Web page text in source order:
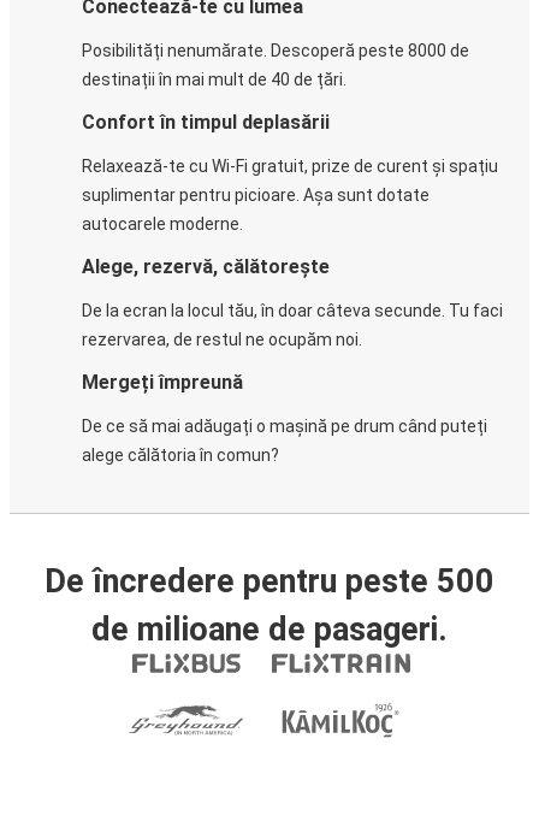
Conectează-te cu lumea
Posibilități nenumărate. Descoperă peste 8000 de
destinații în mai mult de 40 de țări.
Confort în timpul deplasării
Relaxează-te cu Wi-Fi gratuit, prize de curent și spațiu
suplimentar pentru picioare. Așa sunt dotate
autocarele moderne.
Alege, rezervă, călătorește
De la ecran la locul tău, în doar câteva secunde. Tu faci
rezervarea, de restul ne ocupăm noi.
Mergeți împreună
De ce să mai adăugați o mașină pe drum când puteți
alege călătoria în comun?
De încredere pentru peste 500
de milioane de pasageri.